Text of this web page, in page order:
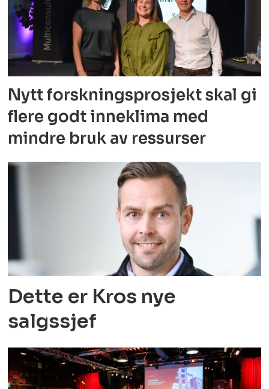
Nytt forskningsprosjekt skal gi
flere godt inneklima med
mindre bruk av ressurser
Dette er Kros nye
salgssjef